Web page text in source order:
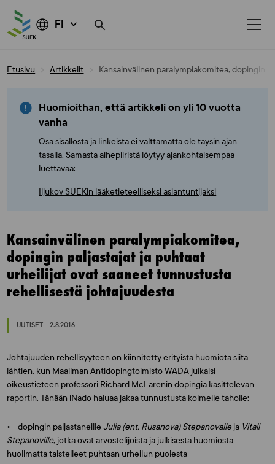
FI
Etusivu Artikkelit Kansainvälinen paralympiakomitea, dopingin
Huomioithan, että artikkeli on yli 10 vuotta
vanha
Osa sisällöstä ja linkeistä ei välttämättä ole täysin ajan
tasalla. Samasta aihepiiristä löytyy ajankohtaisempaa
luettavaa:
Iljukov SUEKin lääketieteelliseksi asiantuntijaksi
Kansainvälinen paralympiakomitea,
dopingin paljastajat ja puhtaat
urheilijat ovat saaneet tunnustusta
rehellisestä johtajuudesta
UUTISET - 2.8.2016
Johtajuuden rehellisyyteen on kiinnitetty erityistä huomiota siitä
lähtien, kun Maailman Antidopingtoimisto WADA julkaisi
oikeustieteen professori Richard McLarenin dopingia käsittelevän
raportin. Tänään iNado haluaa jakaa tunnustusta kolmelle taholle:
• dopingin paljastaneille Julia (ent. Rusanova) Stepanovalleja Vitali
Stepanoville, jotka ovat arvostelijoista ja julkisesta huomiosta
huolimatta taistelleet puhtaan urheilun puolesta